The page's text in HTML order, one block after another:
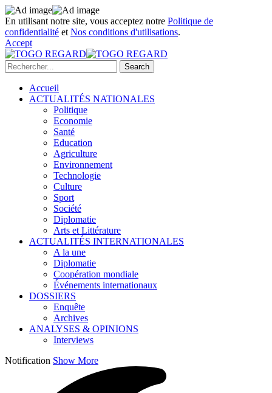
En utilisant notre site, vous acceptez notre Politique de
confidentialité et Nos conditions d'utilisations.
Accept
Accueil
ACTUALITÉS NATIONALES
Politique
Economie
Santé
Education
Agriculture
Environnement
Technologie
Culture
Sport
Société
Diplomatie
Arts et Littérature
ACTUALITÉS INTERNATIONALES
A la une
Diplomatie
Coopération mondiale
Événements internationaux
DOSSIERS
Enquête
Archives
ANALYSES & OPINIONS
Interviews
Notification Show More